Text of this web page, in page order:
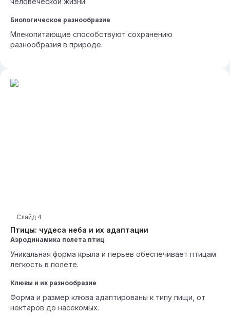
Биологическое разнообразие
Млекопитающие способствуют сохранению
разнообразия в природе.
Птицы: чудеса неба и их адаптации
Слайд 4
Аэродинамика полета птиц
Уникальная форма крыла и перьев обеспечивает птицам
легкость в полете.
Клювы и их разнообразие
Форма и размер клюва адаптированы к типу пищи, от
нектаров до насекомых.